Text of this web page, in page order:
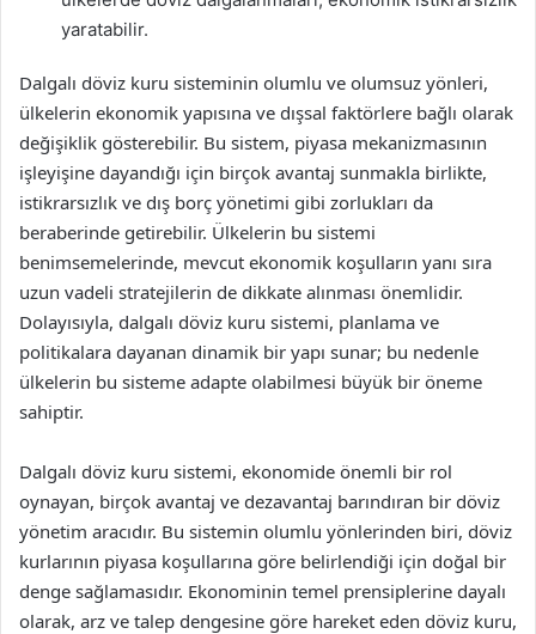
yaratabilir.
Dalgalı döviz kuru sisteminin olumlu ve olumsuz yönleri,
ülkelerin ekonomik yapısına ve dışsal faktörlere bağlı olarak
değişiklik gösterebilir. Bu sistem, piyasa mekanizmasının
işleyişine dayandığı için birçok avantaj sunmakla birlikte,
istikrarsızlık ve dış borç yönetimi gibi zorlukları da
beraberinde getirebilir. Ülkelerin bu sistemi
benimsemelerinde, mevcut ekonomik koşulların yanı sıra
uzun vadeli stratejilerin de dikkate alınması önemlidir.
Dolayısıyla, dalgalı döviz kuru sistemi, planlama ve
politikalara dayanan dinamik bir yapı sunar; bu nedenle
ülkelerin bu sisteme adapte olabilmesi büyük bir öneme
sahiptir.
Dalgalı döviz kuru sistemi, ekonomide önemli bir rol
oynayan, birçok avantaj ve dezavantaj barındıran bir döviz
yönetim aracıdır. Bu sistemin olumlu yönlerinden biri, döviz
kurlarının piyasa koşullarına göre belirlendiği için doğal bir
denge sağlamasıdır. Ekonominin temel prensiplerine dayalı
olarak, arz ve talep dengesine göre hareket eden döviz kuru,